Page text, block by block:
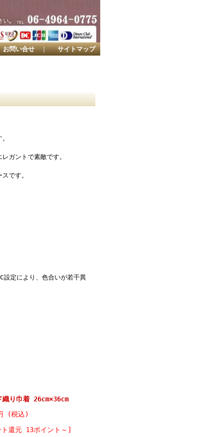
お問い合せ ｜ サイトマップ
ガントで素敵です。
です。
設定により、色合いが若干異
り巾着 26cm×36cm
(税込)
還元 13ポイント～]